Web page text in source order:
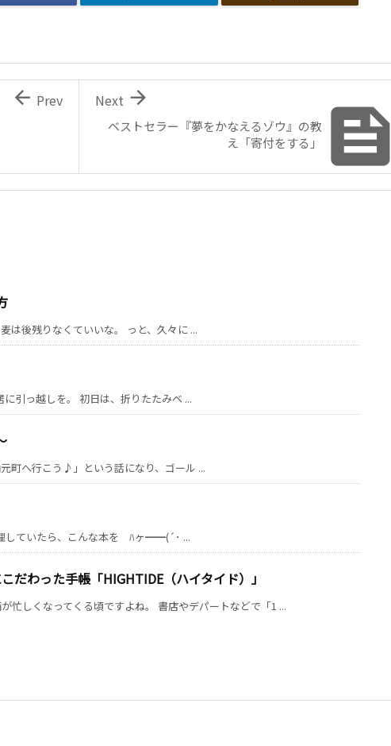

ベストセラー『夢をかなえるゾウ』の教
え「寄付をする」

Next
 Prev
は後残りなくていいな。 っと、久々に ...
引っ越しを。 初日は、折りたたみベ ...
町へ行こう♪」という話になり、ゴール ...
していたら、こんな本を ﾊヶ━━(´･ ...
だわった手帳「HIGHTIDE（ハイタイド）」
忙しくなってくる頃ですよね。 書店やデパートなどで「1 ...